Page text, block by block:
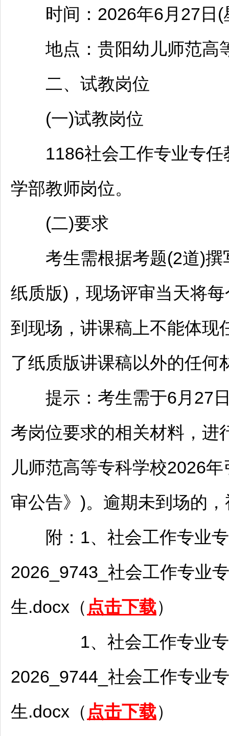
时间：2026年6月27日(
地点： 贵阳幼儿师范高
二、试教岗位
(一)试教岗位
1186社会工作专业专任
学部教师岗位。
(二)要求
考生需根据考题(2道)撰
纸质版)，现场评审当天将
到现场，讲课稿上不能体现
了纸质版讲课稿以外的任何
提示：考生需于6月27日
考岗位要求的相关材料，进
儿师范高等专科学校2026
审公告》)。逾期未到场的
附：1、社会工作专业
2026_9743_社会工作专业
生.docx（ 点击下载）
1、社会工作专业专
2026_9744_社会工作专业
生.docx（ 点击下载）